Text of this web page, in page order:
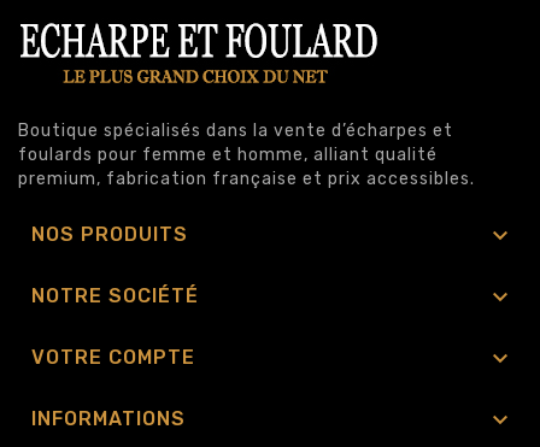
Boutique spécialisés dans la vente d’écharpes et
foulards pour femme et homme, alliant qualité
premium, fabrication française et prix accessibles.
NOS PRODUITS 
NOTRE SOCIÉTÉ 
VOTRE COMPTE 
INFORMATIONS 